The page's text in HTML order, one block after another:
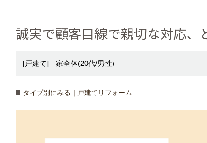
誠実で顧客目線で親切な対応、
[戸建て] 家全体(20代/男性)
タイプ別にみる｜戸建てリフォーム